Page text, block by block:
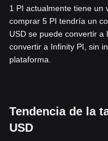
1 PI actualmente tiene un
comprar 5 PI tendría un
USD se puede convertir a
convertir a Infinity PI, sin
plataforma.
Tendencia de la
USD